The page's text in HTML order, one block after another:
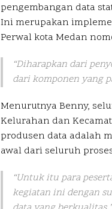
pengembangan data
Ini merupakan
Perwal kota Medan
“Diharapkan dari
dari komponen yang
Menurutnya Benny,
Kelurahan dan
produsen data adalah
awal dari seluruh
“Untuk itu para
kegiatan ini dengan